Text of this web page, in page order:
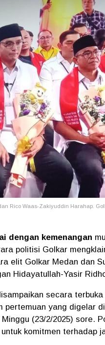
Rico Waas-Zakiyuddin Harahap.
dengan kemenangan
politisi Golkar
elit Golkar Medan dan
Hidayatullah-Yasir
secara
pertemuan yang digelar
(23/2/2025) sore.
komitmen terhadap